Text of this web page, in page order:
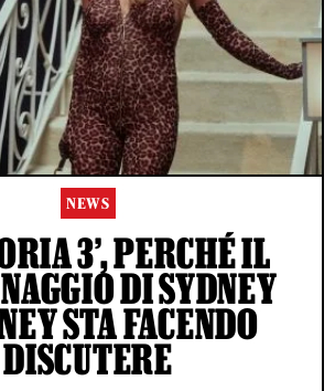
NEWS
3’, PERCHÉ IL
DI SYDNEY
STA FACENDO
DISCUTERE